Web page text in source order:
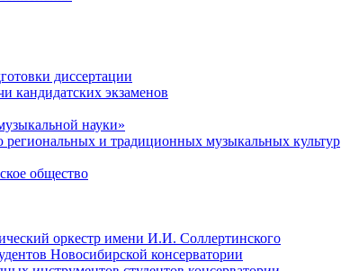
диссертации
кандидатских экзаменов
науки»
и традиционных музыкальных культур
общество
оркестр имени И.И. Соллертинского
Новосибирской консерватории